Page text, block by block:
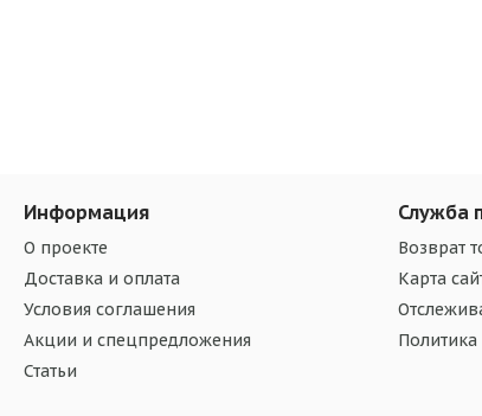
Информация
О проекте
Доставка и оплата
Условия соглашения
Акции и спецпредложения
Статьи
Служба
Возврат
Карта